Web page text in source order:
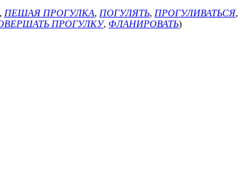
, ПЕШАЯ ПРОГУЛКА, ПОГУЛЯТЬ, ПРОГУЛИВАТЬСЯ,
ПРОГУЛКУ, ФЛАНИРОВАТЬ)